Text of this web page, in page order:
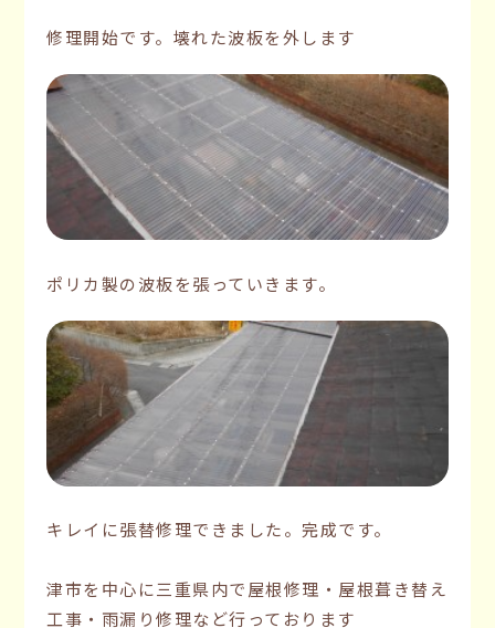
修理開始です。壊れた波板を外します
ポリカ製の波板を張っていきます。
キレイに張替修理できました。完成です。
津市を中心に三重県内で屋根修理・屋根葺き替え
工事・雨漏り修理など行っております